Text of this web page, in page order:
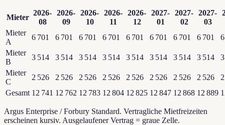
Mieter
2026-
08
2026-
09
2026-
10
2026-
11
2026-
12
2027-
01
2027-
02
2027-
03
Mieter
A
6 701 6 701 6 701 6 701 6 701 6 701 6 701 6 701
Mieter
B
3 514 3 514 3 514 3 514 3 514 3 514 3 514 3 514
Mieter
C
2 526 2 526 2 526 2 526 2 526 2 526 2 526 2 526
Gesamt 12 741 12 762 12 783 12 804 12 825 12 847 12 868 12 889
Argus Enterprise / Forbury Standard. Vertragliche Mietfreizeiten
erscheinen kursiv. Ausgelaufener Vertrag = graue Zelle.